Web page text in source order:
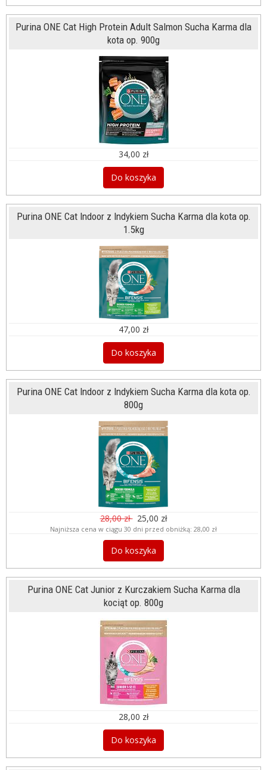
Purina ONE Cat High Protein Adult Salmon Sucha Karma dla
kota op. 900g
34,00 zł
Do koszyka
Purina ONE Cat Indoor z Indykiem Sucha Karma dla kota op.
1.5kg
47,00 zł
Do koszyka
Purina ONE Cat Indoor z Indykiem Sucha Karma dla kota op.
800g
28,00 zł 25,00 zł
Najniższa cena w ciągu 30 dni przed obniżką: 28,00 zł
Do koszyka
Purina ONE Cat Junior z Kurczakiem Sucha Karma dla
kociąt op. 800g
28,00 zł
Do koszyka